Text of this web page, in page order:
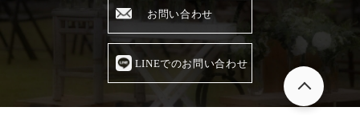
お問い合わせ
LINEでのお問い合わせ